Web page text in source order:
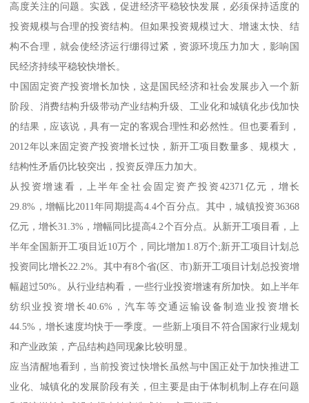
高度关注的问题。实践，促进经济平稳较快发展，必须保持适度的
投资规模与合理的投资结构。但如果投资规模过大、增速太快、结
构不合理，就会使经济运行绷得过紧，资源环境压力加大，影响国
民经济持续平稳较快增长。
中国固定资产投资增长加快，这是国民经济和社会发展步入一个新
阶段、消费结构升级带动产业结构升级、工业化和城镇化步伐加快
的结果，应该说，具有一定的客观合理性和必然性。但也要看到，
2012年以来固定资产投资增长过快，新开工项目数量多、规模大，
结构性矛盾仍比较突出，投资反弹压力加大。
从投资增速看，上半年全社会固定资产投资42371亿元，增长
29.8%，增幅比2011年同期提高4.4个百分点。其中，城镇投资36368
亿元，增长31.3%，增幅同比提高4.2个百分点。从新开工项目看，上
半年全国新开工项目近10万个，同比增加1.8万个;新开工项目计划总
投资同比增长22.2%。其中有8个省(区、市)新开工项目计划总投资增
幅超过50%。从行业结构看，一些行业投资增速有所加快。如上半年
纺织业投资增长40.6%，汽车等交通运输设备制造业投资增长
44.5%，增长速度均快于一季度。一些新上项目不符合国家行业规划
和产业政策，产品结构趋同现象比较明显。
应当清醒地看到，当前投资过快增长虽然与中国正处于加快推进工
业化、城镇化的发展阶段有关，但主要是由于体制机制上存在问题